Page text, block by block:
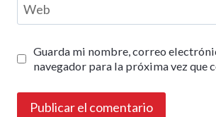
Web
Guarda mi nombre, correo
navegador para la próxima vez que